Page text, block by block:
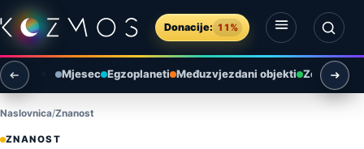
Preskoči na sadržaj
Donacije: 11%
Otvori izbornik
Otvori pretragu
Mjesec Egzoplaneti Međuzvjezdani objekti Zemlja i
Naslovnica Znanost
ZNANOST